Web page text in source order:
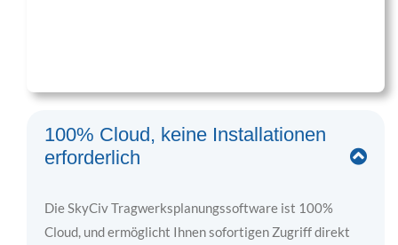
100% Cloud, keine Installationen
erforderlich
Die SkyCiv Tragwerksplanungssoftware ist 100%
Cloud, und ermöglicht Ihnen sofortigen Zugriff direkt